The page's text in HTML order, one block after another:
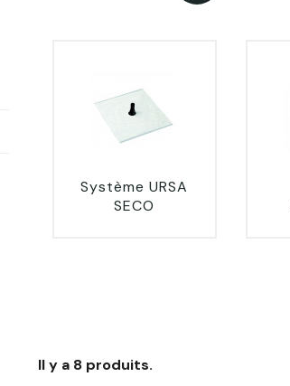
Système URSA
SECO
Il y a 8 produits.